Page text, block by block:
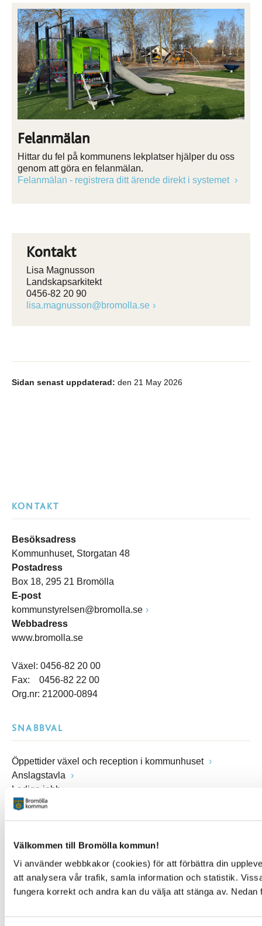
Välkommen till Bromölla kommun!
Vi använder webbkakor (cookies) för att förbättra din
att analysera vår trafik, samla information och statistik.
fungera korrekt och andra kan du välja att stänga av. Nedan
Felanmälan
Hittar du fel på kommunens lekplatser hjälper du oss
genom att göra en felanmälan.
Felanmälan - registrera ditt ärende direkt i systemet
Kontakt
Lisa Magnusson
Landskapsarkitekt
0456-82 20 90
lisa.magnusson@bromolla.se
Sidan senast uppdaterad: den 21 May 2026
KONTAKT
Besöksadress
Kommunhuset, Storgatan 48
Postadress
Box 18, 295 21 Bromölla
E-post
kommunstyrelsen@bromolla.se
Webbadress
www.bromolla.se
Växel: 0456-82 20 00
Fax: 0456-82 22 00
Org.nr: 212000-0894
SNABBVAL
Öppettider växel och reception i kommunhuset
Anslagstavla
Lediga jobb
Felanmälan
E-tjänster
E-förslag
Kulturpunkten
Simhallen